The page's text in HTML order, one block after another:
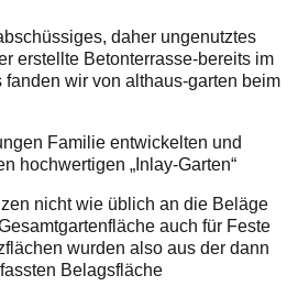
/ 90 38 87
garten.de
daher ungenutztes
erstellte Betonterrasse-bereits im
wir von althaus-garten beim
Familie entwickelten und
hochwertigen „Inlay-Garten“
nicht wie üblich an die Beläge
auch für Feste
wurden also aus der dann
Belagsfläche